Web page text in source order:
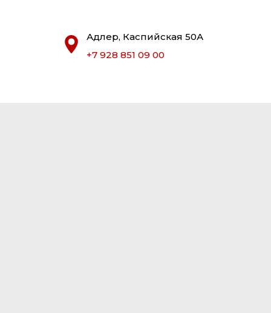
Адлер, Каспийская 50А
+7 928 851 09 00